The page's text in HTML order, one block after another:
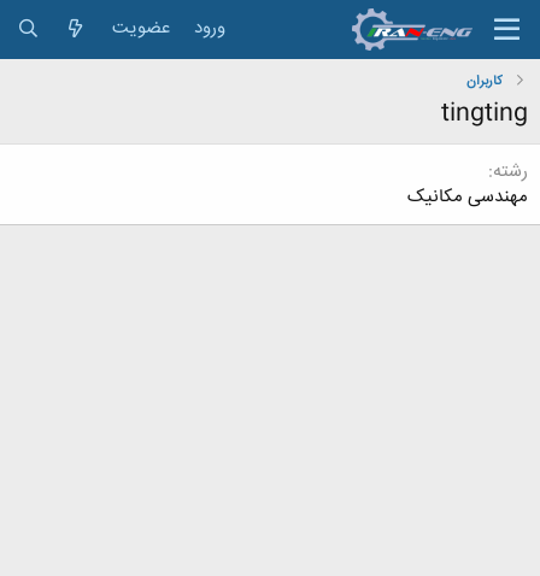
ورود عضویت
کاربران
tingting
رشته
مهندسی مکانیک